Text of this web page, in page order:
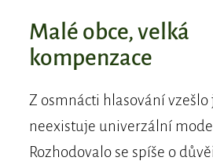
Malé obce, velká
kompenzace
Z osmnácti hlasování vzešlo
neexistuje univerzální
Rozhodovalo se spíše o